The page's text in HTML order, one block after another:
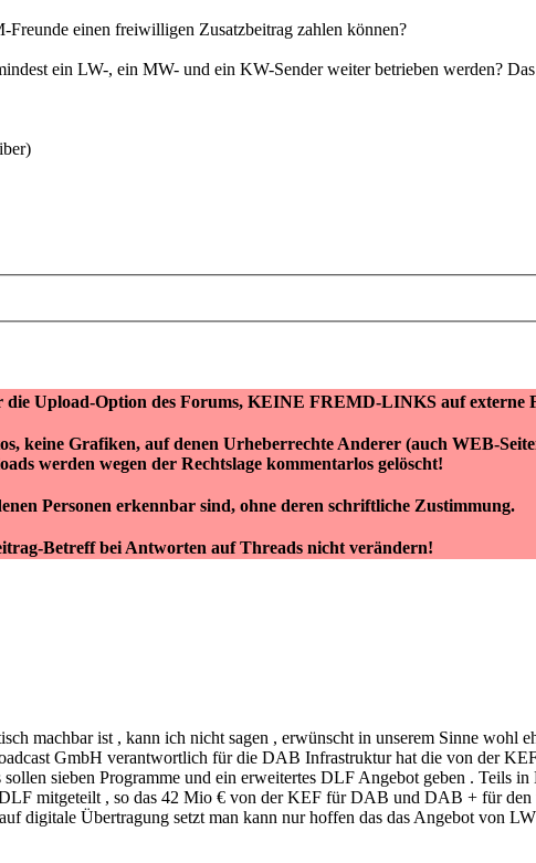
einen freiwilligen Zusatzbeitrag zahlen können?
ein LW-, ein MW- und ein KW-Sender weiter betrieben werden?
die Upload-Option des Forums, KEINE FREMD-LINKS auf externe
keine Grafiken, auf denen Urheberrechte Anderer (auch WEB-
werden wegen der Rechtslage kommentarlos gelöscht!
Personen erkennbar sind, ohne deren schriftliche Zustimmung.
Betreff bei Antworten auf Threads nicht verändern!
machbar ist , kann ich nicht sagen , erwünscht in unserem Sinne wohl
GmbH verantwortlich für die DAB Infrastruktur hat die von der
sollen sieben Programme und ein erweitertes DLF Angebot geben .
mitgeteilt , so das 42 Mio € von der KEF für DAB und DAB + für den
digitale Übertragung setzt man kann nur hoffen das das Angebot von